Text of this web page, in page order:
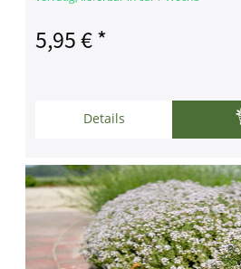
5,95 € *
Details